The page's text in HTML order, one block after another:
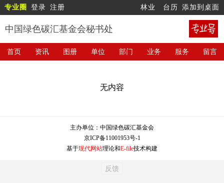
专业圈 登录 注册 林业 台历 添加到桌面
中国绿色碳汇基金会秘书处
首页 资讯 图册 单位 部门 业务 服务 留言
无内容
主办单位： 中国绿色碳汇基金会
京ICP备11001953号-1
基于现代网站理论和E-file技术构建
反馈